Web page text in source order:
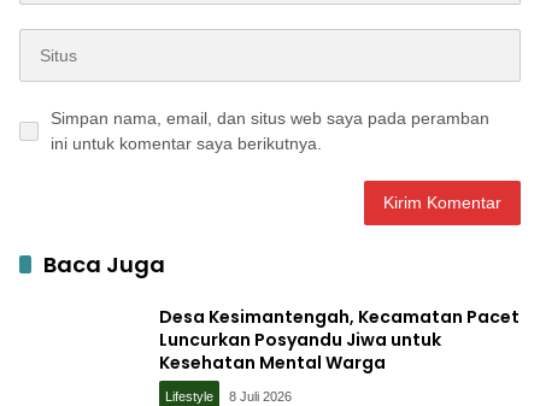
Simpan nama, email, dan situs web saya pada peramban
ini untuk komentar saya berikutnya.
Baca Juga
Desa Kesimantengah, Kecamatan Pacet
Luncurkan Posyandu Jiwa untuk
Kesehatan Mental Warga
Lifestyle 8 Juli 2026